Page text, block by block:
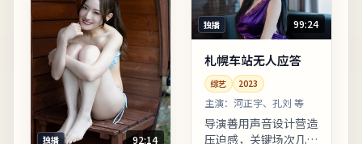
独播 92:14
独播 99:24
札幌车站无人应答
综艺 2023
主演： 河正宇、孔刘 等
导演善用声音设计营造
压迫感，关键场次几乎